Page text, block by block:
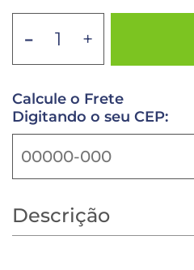
- +
Calcule o Frete
Digitando o seu CEP:
Descrição